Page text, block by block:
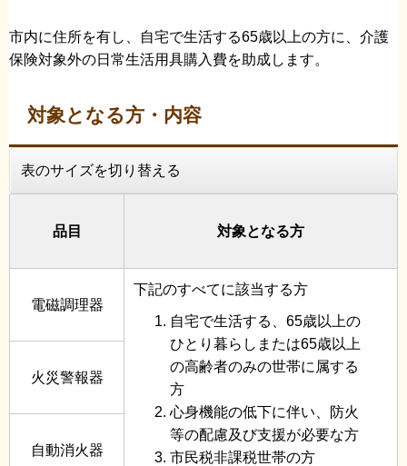
市内に住所を有し、自宅で生活する65歳以上の方に、介護
保険対象外の日常生活用具購入費を助成します。
対象となる方・内容
表のサイズを切り替える
品目 対象となる方
電磁調理器
下記のすべてに該当する方
自宅で生活する、65歳以上の
ひとり暮らしまたは65歳以上
の高齢者のみの世帯に属する
方
心身機能の低下に伴い、防火
等の配慮及び支援が必要な方
市民税非課税世帯の方
火災警報器
自動消火器